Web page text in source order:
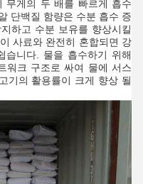
무게의 두 배를 빠르게 흡수
단백질 함량은 수분 흡수 증
하고 수분 보유를 향상시킬
사료와 완전히 혼합되면 강
습니다. 물을 흡수하기 위해
워크 구조로 싸여 물에 서스
기의 활용률이 크게 향상 될